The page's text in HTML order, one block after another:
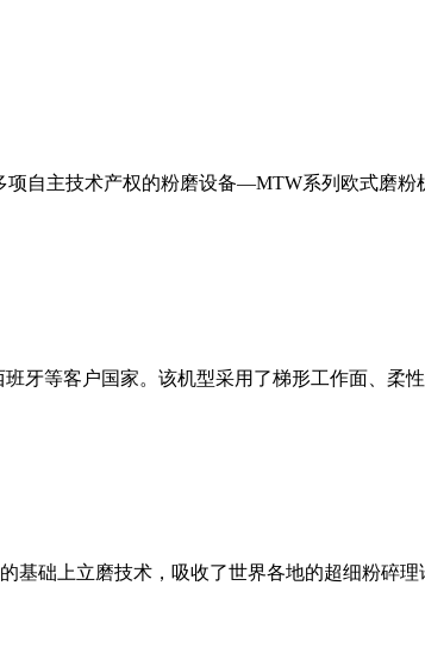
自主技术产权的粉磨设备—MTW系列欧式磨
牙等客户国家。该机型采用了梯形工作面、柔
基础上立磨技术，吸收了世界各地的超细粉碎